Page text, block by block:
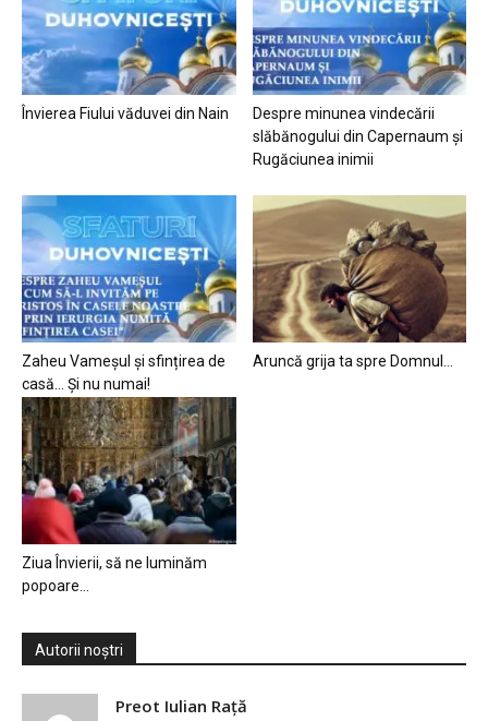
Învierea Fiului văduvei din Nain
Despre minunea vindecării
slăbănogului din Capernaum și
Rugăciunea inimii
Zaheu Vameșul și sfințirea de
casă… Și nu numai!
Aruncă grija ta spre Domnul…
Ziua Învierii, să ne luminăm
popoare…
Autorii noștri
Preot Iulian Raţă